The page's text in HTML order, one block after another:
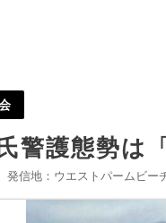
警護態勢は
発信地：ウエストパームビー